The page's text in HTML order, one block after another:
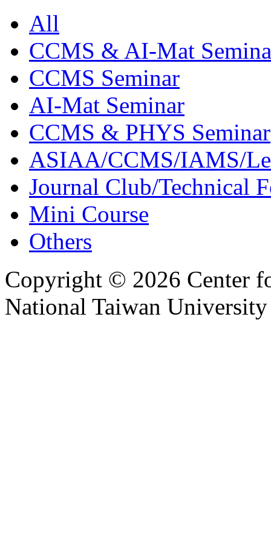
All
CCMS & AI-Mat
CCMS Seminar
AI-Mat Seminar
CCMS & PHYS Seminar
ASIAA/CCMS/IAMS/
Journal Club/Technical
Mini Course
Others
Copyright © 2026 Center
National Taiwan University